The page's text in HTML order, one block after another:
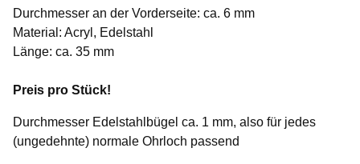
Durchmesser an der Vorderseite: ca. 6 mm
Material: Acryl, Edelstahl
Länge: ca. 35 mm
Preis pro Stück!
Durchmesser Edelstahlbügel ca. 1 mm, also für jedes
(ungedehnte) normale Ohrloch passend